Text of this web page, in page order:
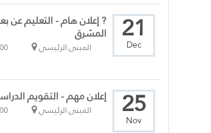
21
Dec
? إعلان هام - التعليم عن
المشرق
المبنى الرئيسي
25
Nov
إعلان مهم - التقويم
المبنى الرئيسي